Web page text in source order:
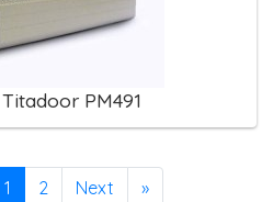
PM491
1 2 Next »